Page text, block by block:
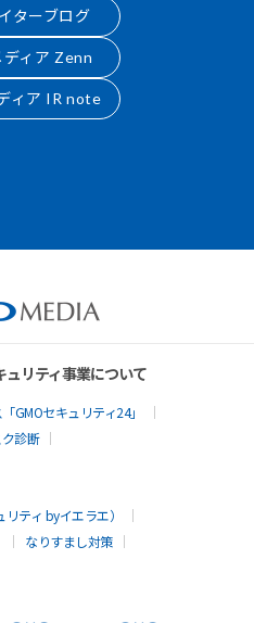
ターブログ
ィア Zenn
ィア IR note
ュリティ事業について
GMOセキュリティ24」
診断
ティ byイエラエ）
なりすまし対策